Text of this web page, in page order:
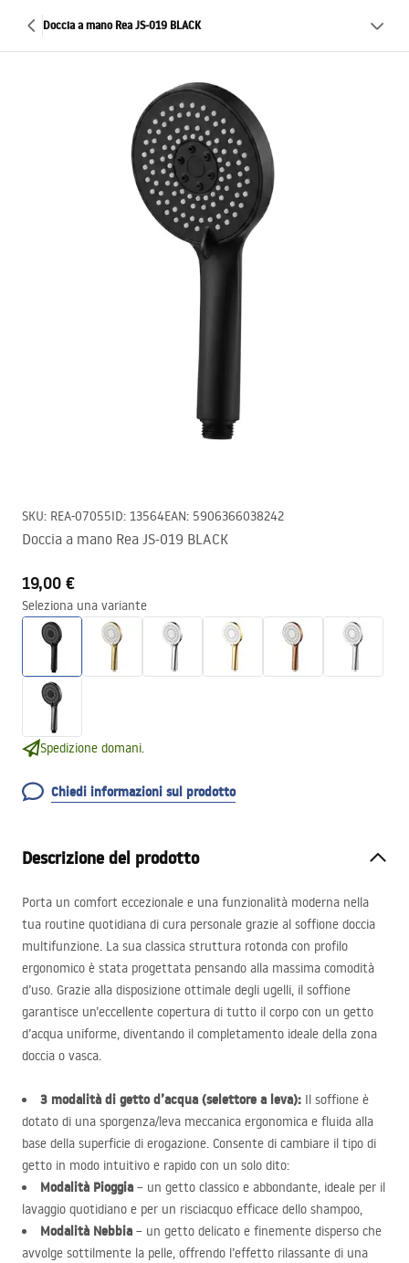
Doccia a mano Rea JS-019 BLACK
SKU: REA-07055ID: 13564EAN: 5906366038242
Doccia a mano Rea JS-019 BLACK
19,00 €
Seleziona una variante
Spedizione domani.
Chiedi informazioni sul prodotto
Descrizione del prodotto
Porta un comfort eccezionale e una funzionalità moderna nella
tua routine quotidiana di cura personale grazie al soffione doccia
multifunzione. La sua classica struttura rotonda con profilo
ergonomico è stata progettata pensando alla massima comodità
d’uso. Grazie alla disposizione ottimale degli ugelli, il soffione
garantisce un’eccellente copertura di tutto il corpo con un getto
d’acqua uniforme, diventando il completamento ideale della zona
doccia o vasca.
3 modalità di getto d’acqua (selettore a leva): Il soffione è
dotato di una sporgenza/leva meccanica ergonomica e fluida alla
base della superficie di erogazione. Consente di cambiare il tipo di
getto in modo intuitivo e rapido con un solo dito:
Modalità Pioggia – un getto classico e abbondante, ideale per il
lavaggio quotidiano e per un risciacquo efficace dello shampoo,
Modalità Nebbia – un getto delicato e finemente disperso che
avvolge sottilmente la pelle, offrendo l’effetto rilassante di una